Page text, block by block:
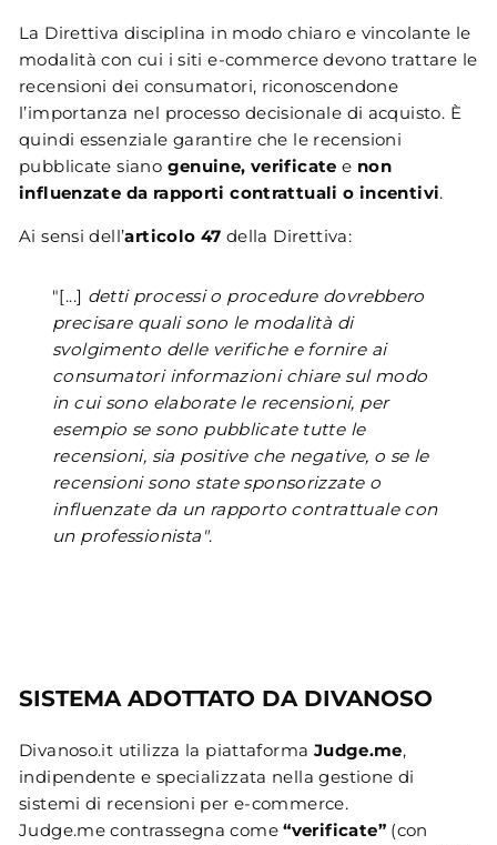
La Direttiva disciplina in modo chiaro e vincolante le
modalità con cui i siti e-commerce devono trattare le
recensioni dei consumatori, riconoscendone
l’importanza nel processo decisionale di acquisto. È
quindi essenziale garantire che le recensioni
pubblicate siano genuine, verificate e non
influenzate da rapporti contrattuali o incentivi.
Ai sensi dell’articolo 47 della Direttiva:
"[...] detti processi o procedure dovrebbero
precisare quali sono le modalità di
svolgimento delle verifiche e fornire ai
consumatori informazioni chiare sul modo
in cui sono elaborate le recensioni, per
esempio se sono pubblicate tutte le
recensioni, sia positive che negative, o se le
recensioni sono state sponsorizzate o
influenzate da un rapporto contrattuale con
un professionista".
SISTEMA ADOTTATO DA DIVANOSO
Divanoso.it utilizza la piattaforma Judge.me,
indipendente e specializzata nella gestione di
sistemi di recensioni per e-commerce.
Judge.me contrassegna come“verificate”(con